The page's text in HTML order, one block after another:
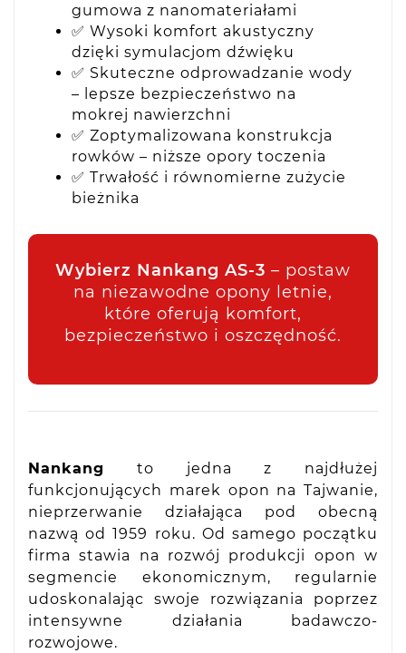
gumowa z nanomateriałami
✅ Wysoki komfort akustyczny
dzięki symulacjom dźwięku
✅ Skuteczne odprowadzanie wody
– lepsze bezpieczeństwo na
mokrej nawierzchni
✅ Zoptymalizowana konstrukcja
rowków – niższe opory toczenia
✅ Trwałość i równomierne zużycie
bieżnika
Wybierz Nankang AS-3 – postaw
na niezawodne opony letnie,
które oferują komfort,
bezpieczeństwo i oszczędność.
Nankang
to jedna z najdłużej
funkcjonujących marek opon na Tajwanie,
nieprzerwanie działająca pod obecną
nazwą od 1959 roku. Od samego początku
firma stawia na rozwój produkcji opon w
segmencie ekonomicznym, regularnie
udoskonalając swoje rozwiązania poprzez
intensywne działania badawczo-
rozwojowe.